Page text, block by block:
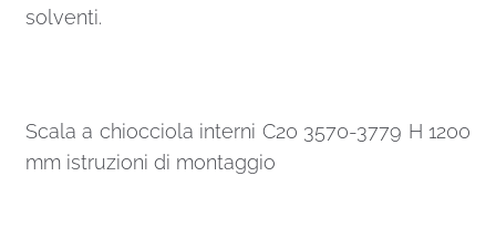
solventi.
Scala a chiocciola interni C20 3570-3779 H 1200
mm istruzioni di montaggio